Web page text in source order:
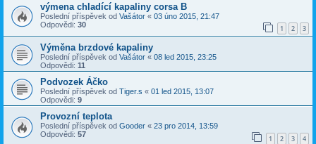
výmena chladící kapaliny corsa B
Poslední příspěvek od Vašátor « 03 úno 2015, 21:47
Odpovědi: 30 1 2 3
Výměna brzdové kapaliny
Poslední příspěvek od Vašátor « 08 led 2015, 23:25
Odpovědi: 11
Podvozek Áčko
Poslední příspěvek od Tiger.s « 01 led 2015, 13:07
Odpovědi: 9
Provozní teplota
Poslední příspěvek od Gooder « 23 pro 2014, 13:59
Odpovědi: 57 1 2 3 4